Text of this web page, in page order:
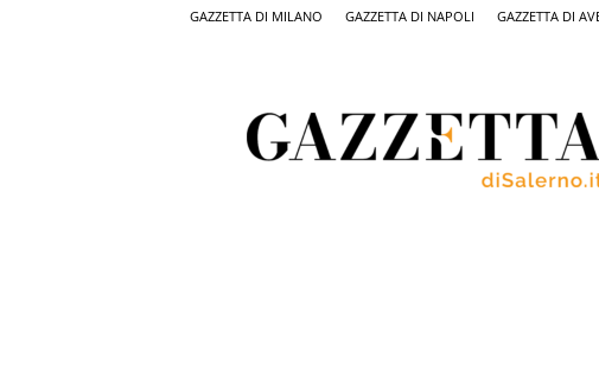
GAZZETTA DI MILANO GAZZETTA DI NAPOLI GAZZETTA DI
Salerno,
il
quotidiano